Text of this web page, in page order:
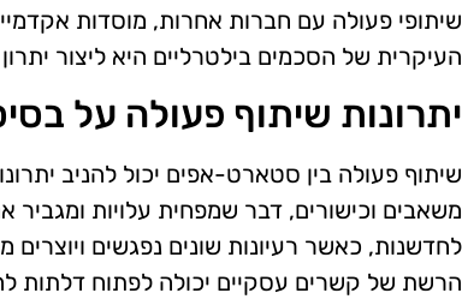
שיתופי פעולה עם חברות אחרות, מוסדות
העיקרית של הסכמים בילטרליים היא ליצור
יתרונות שיתוף פעולה על
שיתוף פעולה בין סטארט-אפים יכול להניב
משאבים וכישורים, דבר שמפחית עלויות ומגביר
לחדשנות, כאשר רעיונות שונים נפגשים
הרשת של קשרים עסקיים יכולה לפתוח דלתות